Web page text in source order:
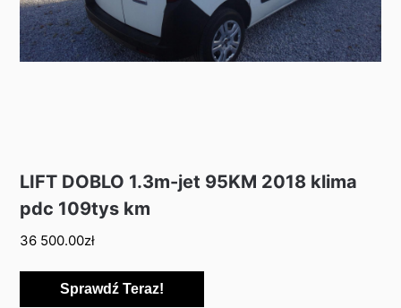
LIFT DOBLO 1.3m-jet 95KM 2018 klima
pdc 109tys km
36 500.00zł
Sprawdź Teraz!